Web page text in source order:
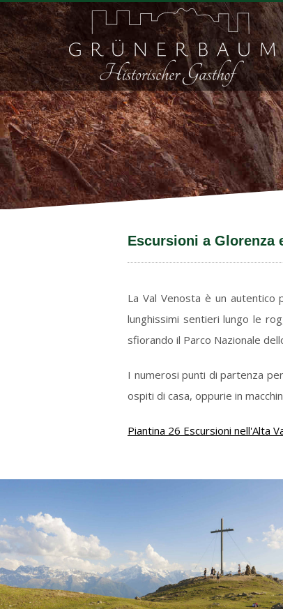
Escursioni a Glorenza
La Val Venosta è un
lunghissimi sentieri lungo le
sfiorando il Parco Nazionale
I numerosi punti di partenza
ospiti di casa, oppurie in
Piantina 26 Escursioni nell'Alta